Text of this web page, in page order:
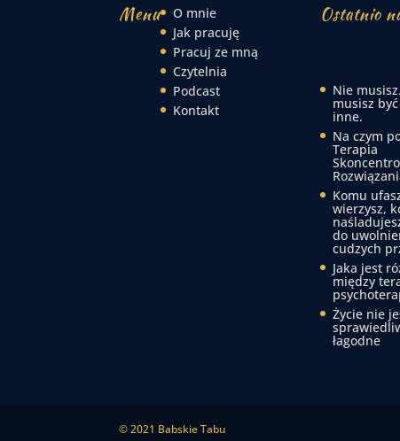
Menu
O mnie
Jak pracuję
Pracuj ze mną
Czytelnia
Podcast
Kontakt
Ostatnio
Nie
musisz
inne.
Na czym
Terapia
Komu
wierzysz,
do
cudzych
Jaka jest
między
Życie nie
łagodne
© 2021 Babskie Tabu